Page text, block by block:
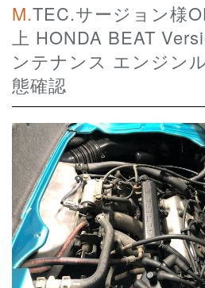
M.TEC.サージョン様OH歴あり 程度極
上 HONDA BEAT
ンテナンス エンジン
態確認